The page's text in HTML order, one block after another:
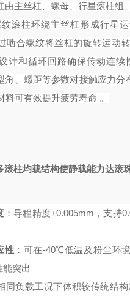
由主丝杠、螺母、行星滚柱组
纹滚柱环绕主丝杠形成行星
啮合螺纹将丝杠的旋转运动
计和循环回路确保传动连续
角、螺距等参数对接触应力分
料可有效提升疲劳寿命 。
滚柱均载结构使静载能力达滚
：导程精度±0.005mm，支持
性 ：可在-40℃低温及粉尘环
能突出
同负载工况下体积较传统结